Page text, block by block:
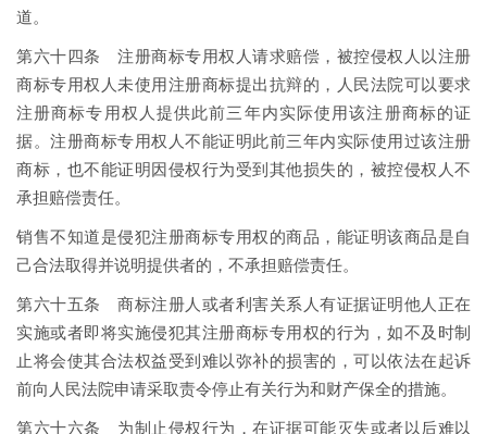
道。
第六十四条 注册商标专用权人请求赔偿，被控侵权人以注册
商标专用权人未使用注册商标提出抗辩的，人民法院可以要求
注册商标专用权人提供此前三年内实际使用该注册商标的证
据。注册商标专用权人不能证明此前三年内实际使用过该注册
商标，也不能证明因侵权行为受到其他损失的，被控侵权人不
承担赔偿责任。
销售不知道是侵犯注册商标专用权的商品，能证明该商品是自
己合法取得并说明提供者的，不承担赔偿责任。
第六十五条 商标注册人或者利害关系人有证据证明他人正在
实施或者即将实施侵犯其注册商标专用权的行为，如不及时制
止将会使其合法权益受到难以弥补的损害的，可以依法在起诉
前向人民法院申请采取责令停止有关行为和财产保全的措施。
第六十六条 为制止侵权行为，在证据可能灭失或者以后难以